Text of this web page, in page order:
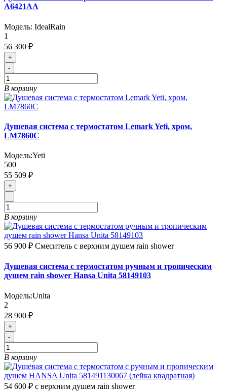
A6421AA
Модель: IdealRain
1
56 300 ₽
+
-
В корзину
Душевая система с термостатом Lemark Yeti, хром,
LM7860C
Модель:Yeti
500
55 509 ₽
+
-
В корзину
56 900 ₽ Смеситель с верхним душем rain shower
Душевая система с термостатом ручным и тропическим
душем rain shower Hansa Unita 58149103
Модель:Unita
2
28 900 ₽
+
-
В корзину
54 600 ₽ с верхним душем rain shower